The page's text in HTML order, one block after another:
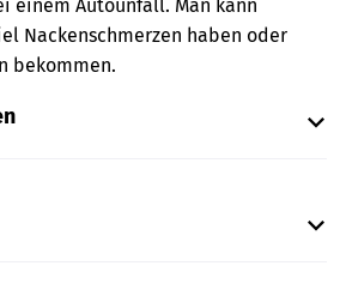
einem Autounfall. Man kann
Nackenschmerzen haben oder
bekommen.